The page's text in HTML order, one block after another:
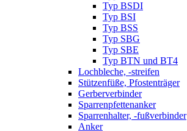
Typ BSDI
Typ BSI
Typ BSS
Typ SBG
Typ SBE
Typ BTN und BT4
Lochbleche, -streifen
Stützenfüße, Pfostenträger
Gerberverbinder
Sparrenpfettenanker
Sparrenhalter, -fußverbinder
Anker